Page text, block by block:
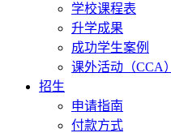
学校课程表
升学成果
成功学生案例
课外活动（CCA）
招生
申请指南
付款方式